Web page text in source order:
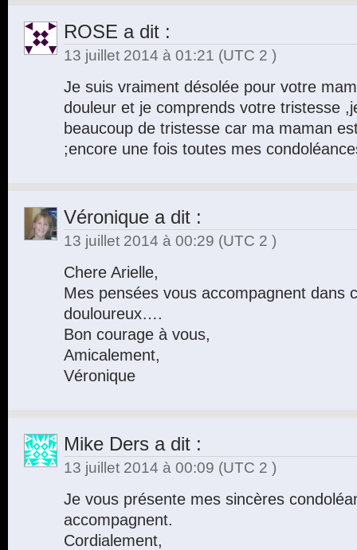
ROSE a dit :
13 juillet 2014 à 01:21 (UTC 2 )
Je suis vraiment désolée pour votre
douleur et je comprends votre tristesse
beaucoup de tristesse car ma maman
;encore une fois toutes mes
Véronique a dit :
13 juillet 2014 à 00:29 (UTC 2 )
Chere Arielle,
Mes pensées vous accompagnent dans
douloureux….
Bon courage à vous,
Amicalement,
Véronique
Mike Ders a dit :
13 juillet 2014 à 00:09 (UTC 2 )
Je vous présente mes sincères
accompagnent.
Cordialement,